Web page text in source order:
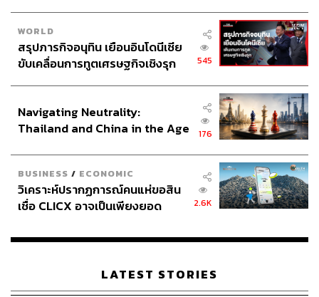
WORLD
สรุปภารกิจอนุทิน เยือนอินโดนีเซีย
ขับเคลื่อนการทูตเศรษฐกิจเชิงรุก
545
Navigating Neutrality:
Thailand and China in the Age
176
BUSINESS / ECONOMIC
วิเคราะห์ปรากฏการณ์คนแห่ขอสิน
เชื่อ CLICX อาจเป็นเพียงยอด
เรือนไทยที่ถูกซุกไว้
2.6K
LATEST STORIES